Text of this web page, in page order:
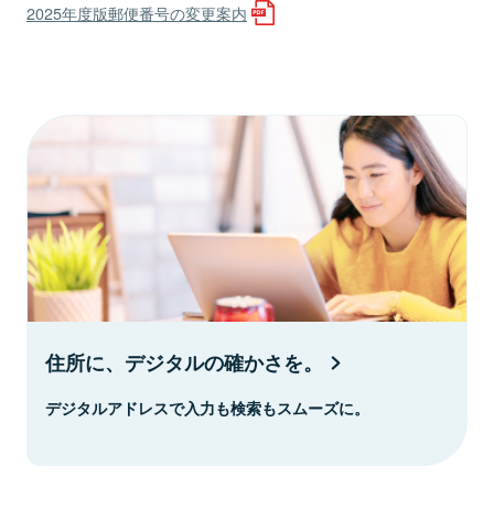
2025年度版郵便番号の変更案内
住所に、デジタルの確かさを。
デジタルアドレスで入力も検索もスムーズに。